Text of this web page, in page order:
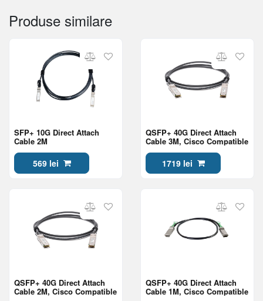
Produse similare
SFP+ 10G Direct Attach
Cable 2M
569 lei
QSFP+ 40G Direct Attach
Cable 3M, Cisco Compatible
1719 lei
QSFP+ 40G Direct Attach
Cable 2M, Cisco Compatible
QSFP+ 40G Direct Attach
Cable 1M, Cisco Compatible